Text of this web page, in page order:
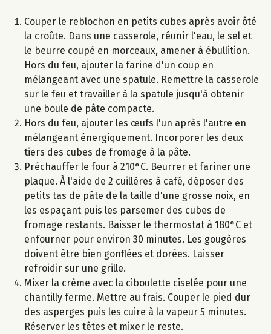
Couper le reblochon en petits cubes après avoir ôté
la croûte. Dans une casserole, réunir l'eau, le sel et
le beurre coupé en morceaux, amener à ébullition.
Hors du feu, ajouter la farine d'un coup en
mélangeant avec une spatule. Remettre la casserole
sur le feu et travailler à la spatule jusqu'à obtenir
une boule de pâte compacte.
Hors du feu, ajouter les œufs l'un après l'autre en
mélangeant énergiquement. Incorporer les deux
tiers des cubes de fromage à la pâte.
Préchauffer le four à 210°C. Beurrer et fariner une
plaque. À l'aide de 2 cuillères à café, déposer des
petits tas de pâte de la taille d'une grosse noix, en
les espaçant puis les parsemer des cubes de
fromage restants. Baisser le thermostat à 180°C et
enfourner pour environ 30 minutes. Les gougères
doivent être bien gonflées et dorées. Laisser
refroidir sur une grille.
Mixer la crème avec la ciboulette ciselée pour une
chantilly ferme. Mettre au frais. Couper le pied dur
des asperges puis les cuire à la vapeur 5 minutes.
Réserver les têtes et mixer le reste.